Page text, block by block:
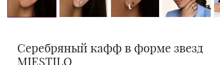
Серебряный кафф в форме звезд
MIESTILO